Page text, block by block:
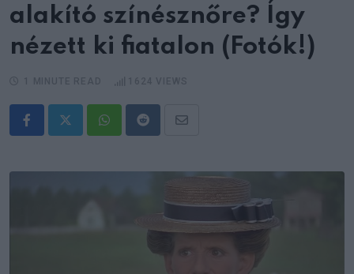
alakító színésznőre? Így
nézett ki fiatalon (Fotók!)
WhatsappRedditShare
Email